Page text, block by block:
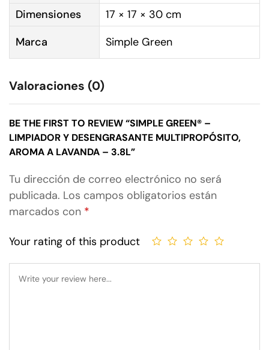
Dimensiones
17 × 17 × 30 cm
Marca
Simple Green
Valoraciones (0)
BE THE FIRST TO REVIEW “SIMPLE GREEN® –
LIMPIADOR Y DESENGRASANTE MULTIPROPÓSITO,
AROMA A LAVANDA – 3.8L”
Tu dirección de correo electrónico no será
publicada. Los campos obligatorios están
marcados con *
Your rating of this product